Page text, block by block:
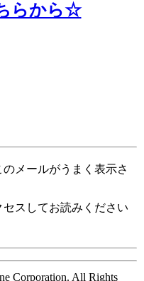
らから☆
メールがうまく表示さ
セスしてお読みください
Corporation. All Rights